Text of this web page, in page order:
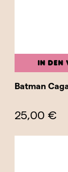
auch
Arbeitsplatz
zu
suchen, die
Die
und bietet
die den
Entdecken
IN DEN
Batman
25,00 €